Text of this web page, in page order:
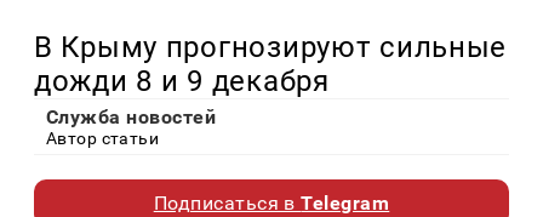
В Крыму прогнозируют сильные
дожди 8 и 9 декабря
Служба новостей
Автор статьи
Подписаться вTelegram